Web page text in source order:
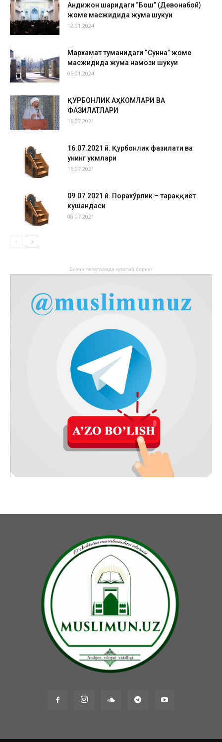
Андижон шаҳридаги “Бош” (Девонабой)
жоме масжидида жума шукуҳи
12.01.2024
Мархамат туманидаги “Сунна” жоме
масжидида жума намози шукуҳи
05.01.2024
ҚУРБОНЛИК АҲКОМЛАРИ ВА
ФАЗИЛАТЛАРИ
16.07.2021
16.07.2021 й. Қурбонлик фазилати ва
унинг ҳукмлари
15.07.2021
09.07.2021 й. Порахўрлик – тараққиёт
кушандаси
08.07.2021
Бизни телеграмда кузатиб боринг